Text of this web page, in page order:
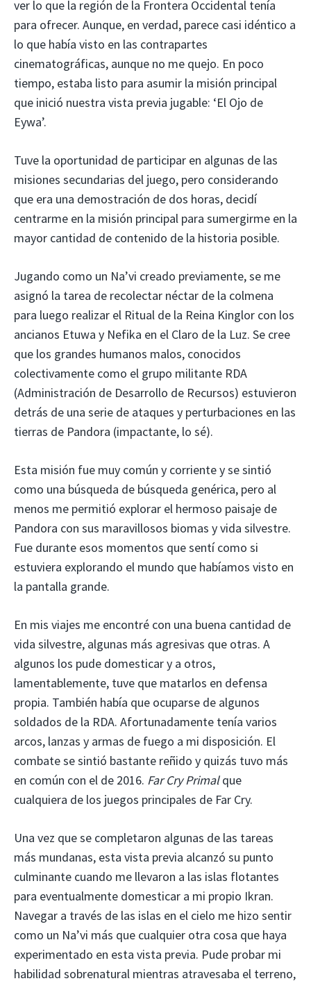
ver lo que la región de la Frontera Occidental tenía
para ofrecer. Aunque, en verdad, parece casi idéntico a
lo que había visto en las contrapartes
cinematográficas, aunque no me quejo. En poco
tiempo, estaba listo para asumir la misión principal
que inició nuestra vista previa jugable: ‘El Ojo de
Eywa’.
Tuve la oportunidad de participar en algunas de las
misiones secundarias del juego, pero considerando
que era una demostración de dos horas, decidí
centrarme en la misión principal para sumergirme en la
mayor cantidad de contenido de la historia posible.
Jugando como un Na’vi creado previamente, se me
asignó la tarea de recolectar néctar de la colmena
para luego realizar el Ritual de la Reina Kinglor con los
ancianos Etuwa y Nefika en el Claro de la Luz. Se cree
que los grandes humanos malos, conocidos
colectivamente como el grupo militante RDA
(Administración de Desarrollo de Recursos) estuvieron
detrás de una serie de ataques y perturbaciones en las
tierras de Pandora (impactante, lo sé).
Esta misión fue muy común y corriente y se sintió
como una búsqueda de búsqueda genérica, pero al
menos me permitió explorar el hermoso paisaje de
Pandora con sus maravillosos biomas y vida silvestre.
Fue durante esos momentos que sentí como si
estuviera explorando el mundo que habíamos visto en
la pantalla grande.
En mis viajes me encontré con una buena cantidad de
vida silvestre, algunas más agresivas que otras. A
algunos los pude domesticar y a otros,
lamentablemente, tuve que matarlos en defensa
propia. También había que ocuparse de algunos
soldados de la RDA. Afortunadamente tenía varios
arcos, lanzas y armas de fuego a mi disposición. El
combate se sintió bastante reñido y quizás tuvo más
en común con el de 2016. Far Cry Primalque
cualquiera de los juegos principales de Far Cry.
Una vez que se completaron algunas de las tareas
más mundanas, esta vista previa alcanzó su punto
culminante cuando me llevaron a las islas flotantes
para eventualmente domesticar a mi propio Ikran.
Navegar a través de las islas en el cielo me hizo sentir
como un Na’vi más que cualquier otra cosa que haya
experimentado en esta vista previa. Pude probar mi
habilidad sobrenatural mientras atravesaba el terreno,